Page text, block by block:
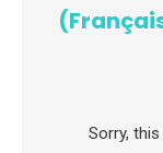
Sorry,